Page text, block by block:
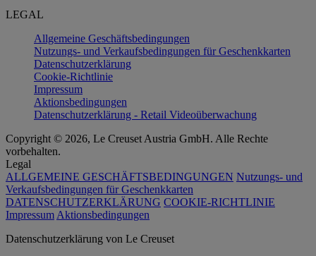
LEGAL
Allgemeine Geschäftsbedingungen
Nutzungs- und Verkaufsbedingungen für Geschenkkarten
Datenschutzerklärung
Cookie-Richtlinie
Impressum
Aktionsbedingungen
Datenschutzerklärung - Retail Videoüberwachung
Copyright © 2026, Le Creuset Austria GmbH. Alle Rechte
vorbehalten.
Legal
ALLGEMEINE GESCHÄFTSBEDINGUNGEN Nutzungs- und
Verkaufsbedingungen für Geschenkkarten
DATENSCHUTZERKLÄRUNG COOKIE-RICHTLINIE
Impressum Aktionsbedingungen
Datenschutz­erklärung von Le Creuset